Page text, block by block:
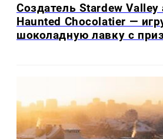
Создатель Stardew Valley
Haunted Chocolatier —
шоколадную лавку с